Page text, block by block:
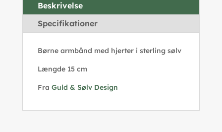
Beskrivelse
Specifikationer
Børne armbånd med hjerter i sterling sølv
Længde 15 cm
Fra Guld & Sølv Design